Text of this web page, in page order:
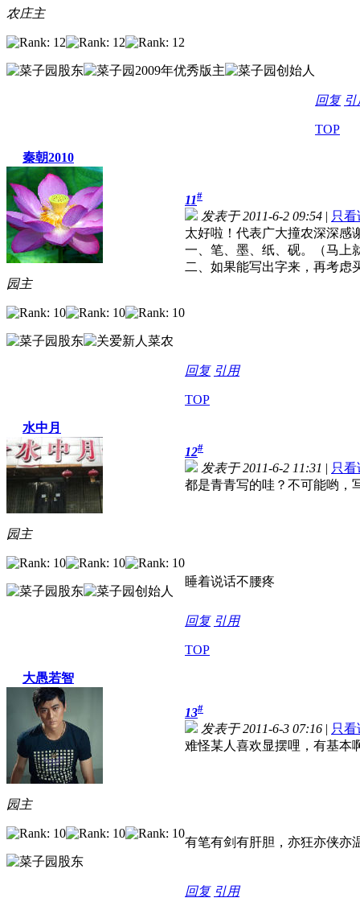
农庄主
回复
TOP
秦朝2010
园主
11#
发表于 2011-6-2 09:54 | 只
太好啦！代表广大撞农深深感
一、笔、墨、纸、砚。（马上
二、如果能写出字来，再考虑
回复 引用
TOP
水中月
园主
12#
发表于 2011-6-2 11:31 | 只
都是青青写的哇？不可能哟，
睡着说话不腰疼
回复 引用
TOP
大愚若智
园主
13#
发表于 2011-6-3 07:16 | 只
难怪某人喜欢显摆哩，有基本
有笔有剑有肝胆，亦狂亦侠亦
回复 引用